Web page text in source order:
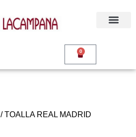
0
/ TOALLA REAL MADRID